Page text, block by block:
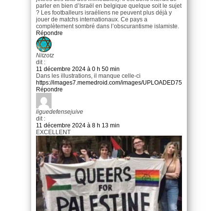
parler en bien d’Israël en belgique quelque soit le sujet
? Les footballeurs israéliens ne peuvent plus déjà y
jouer de matchs internationaux. Ce pays a
complètement sombré dans l’obscurantisme islamiste.
Répondre
Nitzotz
dit :
11 décembre 2024 à 0 h 50 min
Dans les illustrations, il manque celle-ci
https://images7.memedroid.com/images/UPLOADED755/
Répondre
liguedefensejuive
dit :
11 décembre 2024 à 8 h 13 min
EXCELLENT